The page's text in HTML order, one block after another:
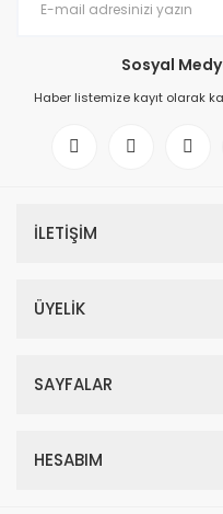
Sosyal
Haber listemize kayıt olarak
İLETİŞİM
ÜYELİK
SAYFALAR
HESABIM